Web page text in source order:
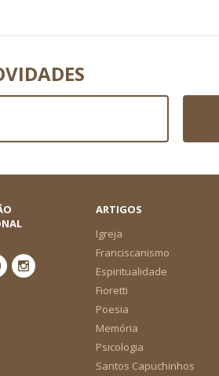
ARTIGOS
Igreja
Franciscanismo
Espiritualidade
Fioretti
Poesia
Memória
Psicologia
Santos Capuchinhos